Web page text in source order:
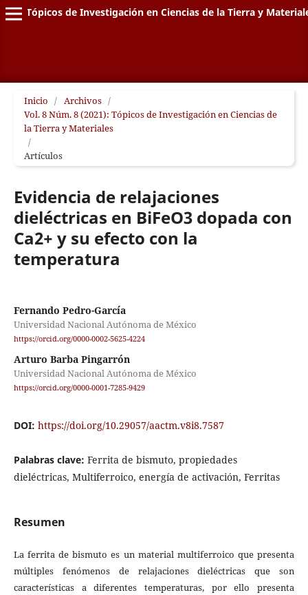
Tópicos de Investigación en Ciencias de la Tierra y
Inicio / Archivos /
Vol. 8 Núm. 8 (2021): Tópicos de Investigación en Ciencias de
la Tierra y Materiales
/
Artículos
Evidencia de relajaciones
dieléctricas en BiFeO3 dopada con
Ca2+ y su efecto con la
temperatura
Fernando Pedro-García
Universidad Nacional Autónoma de México
https://orcid.org/0000-0002-5625-4224
Arturo Barba Pingarrón
Universidad Nacional Autónoma de México
https://orcid.org/0000-0001-7285-9429
DOI: https://doi.org/10.29057/aactm.v8i8.7587
Palabras clave: Ferrita de bismuto, propiedades
dieléctricas, Multiferroico, energía de activación, Ferritas
Resumen
La ferrita de bismuto es un material multiferroico que presenta
múltiples fenómenos de relajaciones dieléctricas que son
características a diferentes temperaturas, por ello presenta